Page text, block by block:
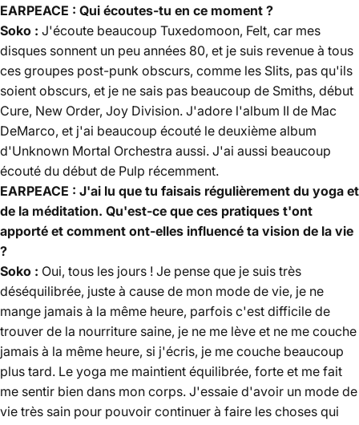
EARPEACE : Qui écoutes-tu en ce moment ?
Soko : J'écoute beaucoup Tuxedomoon, Felt, car mes
disques sonnent un peu années 80, et je suis revenue à tous
ces groupes post-punk obscurs, comme les Slits, pas qu'ils
soient obscurs, et je ne sais pas beaucoup de Smiths, début
Cure, New Order, Joy Division. J'adore l'album II de Mac
DeMarco, et j'ai beaucoup écouté le deuxième album
d'Unknown Mortal Orchestra aussi. J'ai aussi beaucoup
écouté du début de Pulp récemment.
EARPEACE : J'ai lu que tu faisais régulièrement du yoga et
de la méditation. Qu'est-ce que ces pratiques t'ont
apporté et comment ont-elles influencé ta vision de la vie
?
Soko : Oui, tous les jours ! Je pense que je suis très
déséquilibrée, juste à cause de mon mode de vie, je ne
mange jamais à la même heure, parfois c'est difficile de
trouver de la nourriture saine, je ne me lève et ne me couche
jamais à la même heure, si j'écris, je me couche beaucoup
plus tard. Le yoga me maintient équilibrée, forte et me fait
me sentir bien dans mon corps. J'essaie d'avoir un mode de
vie très sain pour pouvoir continuer à faire les choses qui